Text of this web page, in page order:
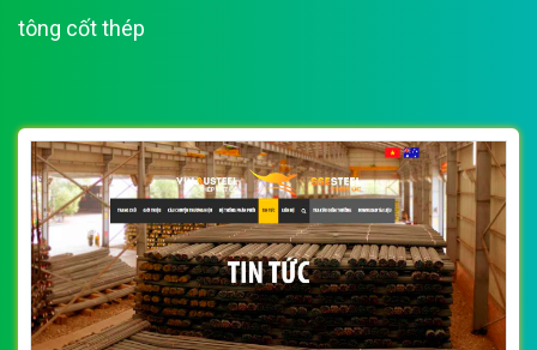
tông cốt thép